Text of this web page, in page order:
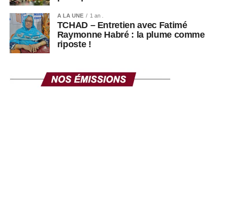
A LA UNE 1 an .
TCHAD – Entretien avec Fatimé
Raymonne Habré : la plume comme
riposte !